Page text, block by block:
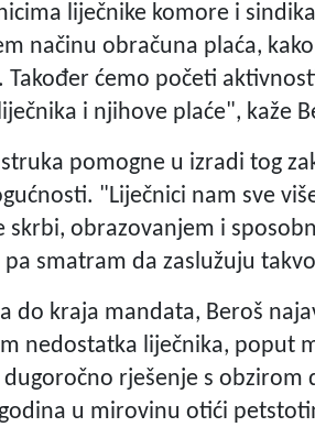
liječnike komore i
načinu obračuna plaća,
ćemo početi
i njihove plaće", kaže
pomogne u izradi tog
"Liječnici nam sve
skrbi, obrazovanjem i
smatram da zaslužuju
do kraja mandata, Beroš
nedostatka liječnika, poput
rješenje s obzirom
u mirovinu otići